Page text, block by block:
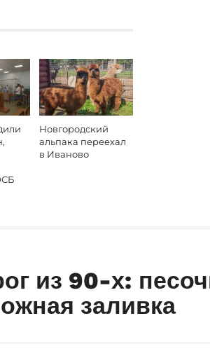
Новгородский
альпака переехал
в Иваново
из 90-х:
заливка